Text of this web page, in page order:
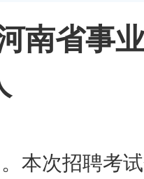
南省事
本次招聘考